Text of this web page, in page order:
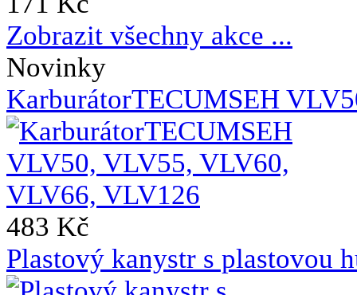
Zobrazit všechny akce ...
Novinky
KarburátorTECUMSEH
483 Kč
Plastový kanystr s plastovou